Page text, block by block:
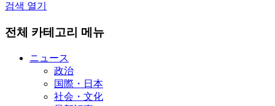
검색 열기
전체 카테고리 메뉴
ニュース
政治
国際・日本
社会・文化